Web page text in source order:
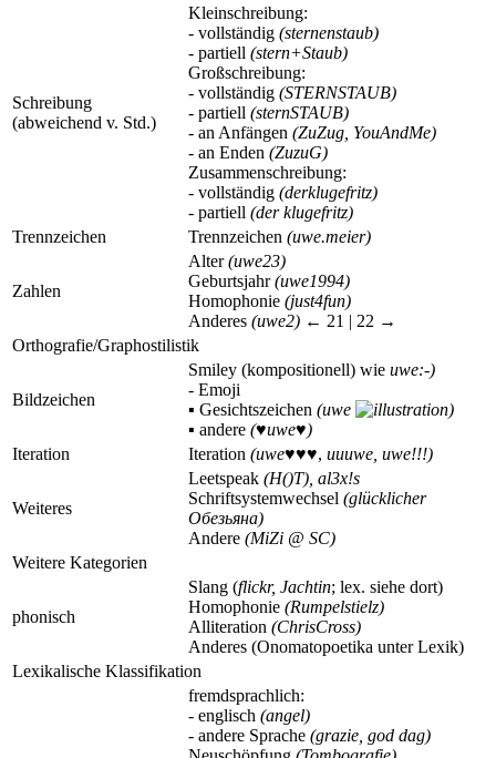
Schreibung
(abweichend v. Std.)
Kleinschreibung:
- vollständig (sternenstaub)
- partiell (stern+Staub)
Großschreibung:
- vollständig (STERNSTAUB)
- partiell (sternSTAUB)
- an Anfängen (ZuZug, YouAndMe)
- an Enden (ZuzuG)
Zusammenschreibung:
- vollständig (derklugefritz)
- partiell (der klugefritz)
Trennzeichen
Trennzeichen (uwe.meier)
Zahlen
Alter(uwe23)
Geburtsjahr(uwe1994)
Homophonie (just4fun)
Anderes (uwe2) ← 21 | 22 →
Orthografie/Graphostilistik
Bildzeichen
Smiley (kompositionell) wie uwe:-)
- Emoji
▪ Gesichtszeichen (uwe
)
▪ andere (♥uwe♥)
Iteration
Iteration (uwe♥♥♥, uuuwe, uwe!!!)
Weiteres
Leetspeak (H()T), al3x!s
Schriftsystemwechsel (glücklicher
Обезьяна)
Andere (MiZi @ SC)
Weitere Kategorien
phonisch
Slang (flickr, Jachtin; lex. siehe dort)
Homophonie (Rumpelstielz)
Alliteration (ChrisCross)
Anderes (Onomatopoetika unter Lexik)
Lexikalische Klassifikation
fremdsprachlich:
- englisch (angel)
- andere Sprache (grazie, god dag)